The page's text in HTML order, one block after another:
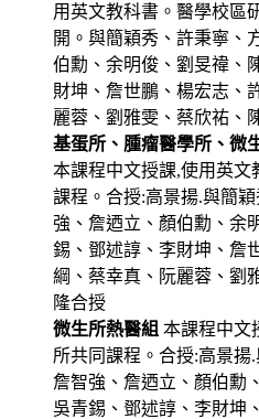
用英文教科書。醫學校區
開。與簡穎秀、許秉寧、
伯勳、余明俊、劉旻禕、
財坤、詹世鵬、楊宏志、
麗蓉、劉雅雯、蔡欣祐、
基蛋所、腫瘤醫學所、微
本課程中文授課,使用英文
課程。合授:高景揚.與簡
強、詹迺立、顏伯勳、余
錫、鄧述諄、李財坤、詹
綱、蔡幸真、阮麗蓉、劉
隆合授
微生所熱醫組 本課程中文
所共同課程。合授:高景揚
詹智強、詹迺立、顏伯勳
吳青錫、鄧述諄、李財坤